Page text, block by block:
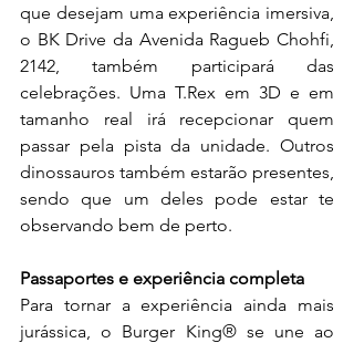
que desejam uma experiência imersiva,
o BK Drive da Avenida Ragueb Chohfi,
2142, também participará das
celebrações. Uma T.Rex em 3D e em
tamanho real irá recepcionar quem
passar pela pista da unidade. Outros
dinossauros também estarão presentes,
sendo que um deles pode estar te
observando bem de perto.
Passaportes e experiência completa
Para tornar a experiência ainda mais
jurássica, o Burger King® se une ao